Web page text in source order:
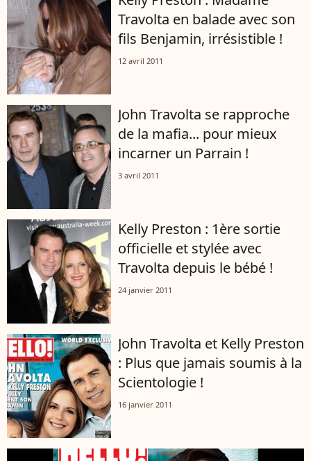
Travolta en balade avec son
fils Benjamin, irrésistible !
12 avril 2011
John Travolta se rapproche
de la mafia... pour mieux
incarner un Parrain !
3 avril 2011
Kelly Preston : 1ère sortie
officielle et stylée avec
Travolta depuis le bébé !
24 janvier 2011
John Travolta et Kelly Preston
: Plus que jamais soumis à la
Scientologie !
16 janvier 2011